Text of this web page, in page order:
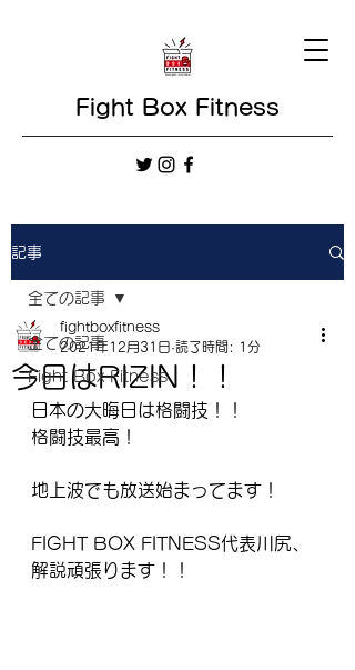
Fight Box Fitness
記事
全ての記事
Fight Box Fitness
全ての記事
今日はRIZIN！！
fightboxfitness
2021年12月31日 読了時間: 1分
日本の大晦日は格闘技！！
格闘技最高！
地上波でも放送始まってます！
FIGHT BOX FITNESS代表川尻、
解説頑張ります！！